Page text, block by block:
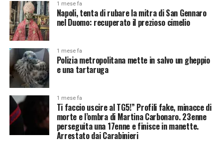
1 mese fa
Napoli, tenta di rubare la mitra di San Gennaro
nel Duomo: recuperato il prezioso cimelio
1 mese fa
Polizia metropolitana mette in salvo un gheppio
e una tartaruga
1 mese fa
Ti faccio uscire al TG5!” Profili fake, minacce di
morte e l’ombra di Martina Carbonaro. 23enne
perseguita una 17enne e finisce in manette.
Arrestato dai Carabinieri